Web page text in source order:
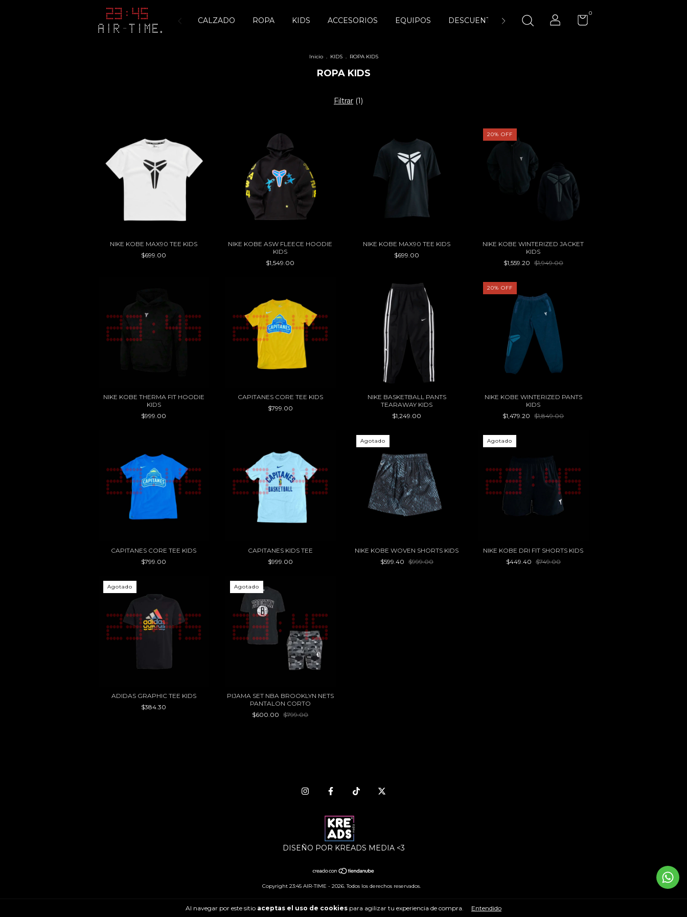
CALZADO ROPA KIDS ACCESORIOS EQUIPOS DESCUENTOS ENCUÉNTRANOS
0
Al navegar por este sitio aceptas el uso de cookies para agilizar tu experiencia de compra. Entendido
Inicio . KIDS . ROPA KIDS
ROPA KIDS
Filtrar (1)
NIKE KOBE MAX90 TEE KIDS
$699.00
NIKE KOBE ASW FLEECE HOODIE
KIDS
$1,549.00
NIKE KOBE MAX90 TEE KIDS
$699.00
20% OFF
NIKE KOBE WINTERIZED JACKET
KIDS
$1,559.20 $1,949.00
NIKE KOBE THERMA FIT HOODIE
KIDS
$999.00
CAPITANES CORE TEE KIDS
$799.00
NIKE BASKETBALL PANTS
TEARAWAY KIDS
$1,249.00
20% OFF
NIKE KOBE WINTERIZED PANTS
KIDS
$1,479.20
$1,849.00
CAPITANES CORE TEE KIDS
$799.00
CAPITANES KIDS TEE
$999.00
Agotado
NIKE KOBE WOVEN SHORTS KIDS
$599.40 $999.00
Agotado
NIKE KOBE DRI FIT SHORTS KIDS
$449.40 $749.00
Agotado
ADIDAS GRAPHIC TEE KIDS
$384.30
Agotado
PIJAMA SET NBA BROOKLYN NETS
PANTALON CORTO
$600.00
$799.00
DISEÑO POR KREADS MEDIA <3
Copyright 23:45 AIR-TIME - 2026. Todos los derechos reservados.